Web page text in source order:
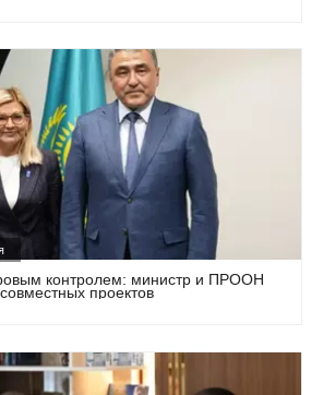
контролем: министр и ПРООН
проектов